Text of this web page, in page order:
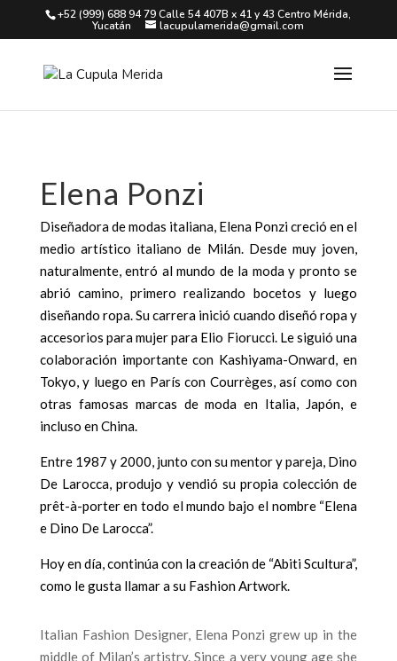
+52 (999) 688 94 79 Calle 54 407B x 41 y 43 Centro Mérida,
Yucatán
lacupulamerida@gmail.com
Elena Ponzi
Diseñadora de modas italiana, Elena Ponzi creció en el
medio artístico italiano de Milán. Desde muy joven,
naturalmente, entró al mundo de la moda y pronto se
abrió camino, primero realizando bocetos y luego
diseñando ropa. Su carrera inició cuando diseñó ropa y
accesorios para mujer para Elio Fiorucci. Le siguió una
colaboración importante con Kashiyama-Onward, en
Tokyo, y luego en París con Courrèges, así como con
otras famosas marcas de moda en Italia, Japón, e
incluso en China.
Entre 1987 y 2000, junto con su mentor y pareja, Dino
De Larocca, produjo y vendió su propia colección de
prêt-à-porter en todo el mundo bajo el nombre “Elena
e Dino De Larocca”.
Hoy en día, continúa con la creación de “Abiti Scultura”,
como le gusta llamar a su Fashion Artwork.
Italian Fashion Designer, Elena Ponzi grew up in the
middle of Milan’s artistry. Since a very young age she